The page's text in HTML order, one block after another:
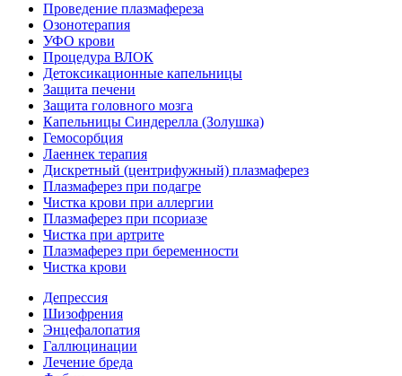
Проведение плазмафереза
Озонотерапия
УФО крови
Процедура ВЛОК
Детоксикационные капельницы
Защита печени
Защита головного мозга
Капельницы Синдерелла (Золушка)
Гемосорбция
Лаеннек терапия
Дискретный (центрифужный) плазмаферез
Плазмаферез при подагре
Чистка крови при аллергии
Плазмаферез при псориазе
Чистка при артрите
Плазмаферез при беременности
Чистка крови
Депрессия
Шизофрения
Энцефалопатия
Галлюцинации
Лечение бреда